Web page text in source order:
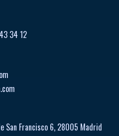
34 12
San Francisco 6, 28005 Madrid